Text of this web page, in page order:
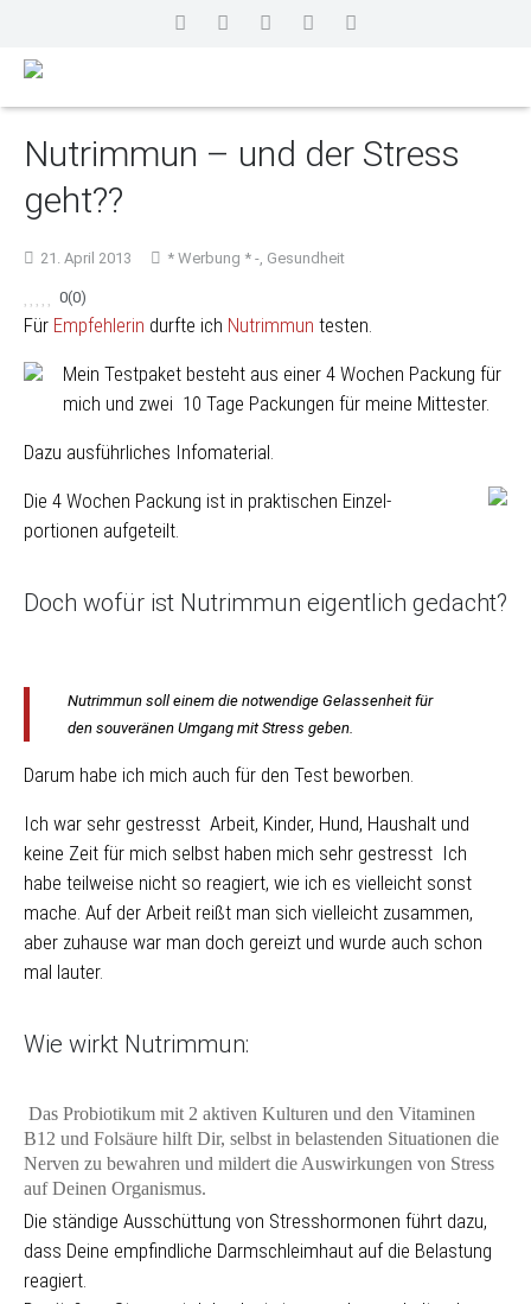
Nutrimmun – und der Stress
geht??
21. April 2013 * Werbung * -, Gesundheit
0(0)
Für Empfehlerin durfte ich Nutrimmun testen.
Mein Testpaket besteht aus einer 4 Wochen Packung für
mich und zwei 10 Tage Packungen für meine Mittester.
Dazu ausführliches Infomaterial.
Die 4 Wochen Packung ist in praktischen Einzel-
portionen aufgeteilt.
Doch wofür ist Nutrimmun eigentlich gedacht?
Nutrimmun soll einem die notwendige Gelassenheit für
den souveränen Umgang mit Stress geben.
Darum habe ich mich auch für den Test beworben.
Ich war sehr gestresst Arbeit, Kinder, Hund, Haushalt und
keine Zeit für mich selbst haben mich sehr gestresst Ich
habe teilweise nicht so reagiert, wie ich es vielleicht sonst
mache. Auf der Arbeit reißt man sich vielleicht zusammen,
aber zuhause war man doch gereizt und wurde auch schon
mal lauter.
Wie wirkt Nutrimmun:
Das Probiotikum mit 2 aktiven Kulturen und den Vitaminen
B12 und Folsäure hilft Dir, selbst in belastenden Situationen die
Nerven zu bewahren und mildert die Auswirkungen von Stress
auf Deinen Organismus.
Die ständige Ausschüttung von Stresshormonen führt dazu,
dass Deine empfindliche Darmschleimhaut auf die Belastung
reagiert.